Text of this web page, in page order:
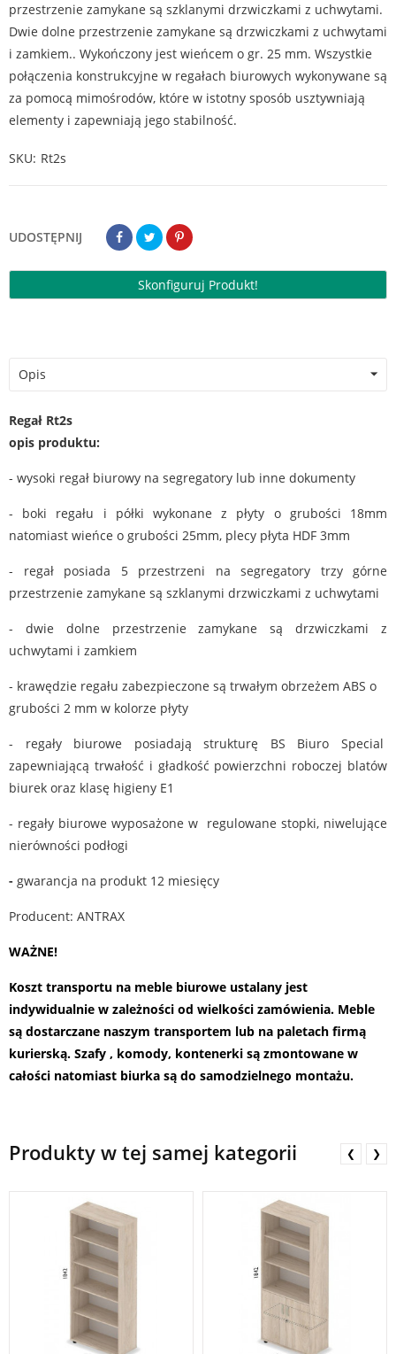
przestrzenie zamykane są szklanymi drzwiczkami z uchwytami.
Dwie dolne przestrzenie zamykane są drzwiczkami z uchwytami
i zamkiem.. Wykończony jest wieńcem o gr. 25 mm. Wszystkie
połączenia konstrukcyjne w regałach biurowych wykonywane są
za pomocą mimośrodów, które w istotny sposób usztywniają
elementy i zapewniają jego stabilność.
SKU Rt2s
UDOSTĘPNIJ
Skonfiguruj Produkt!
Opis
Regał Rt2s
opis produktu:
- wysoki regał biurowy na segregatory lub inne dokumenty
- boki regału i półki wykonane z płyty o grubości 18mm
natomiast wieńce o grubości 25mm, plecy płyta HDF 3mm
- regał posiada 5 przestrzeni na segregatory trzy górne
przestrzenie zamykane są szklanymi drzwiczkami z uchwytami
- dwie dolne przestrzenie zamykane są drzwiczkami z
uchwytami i zamkiem
- krawędzie regału zabezpieczone są trwałym obrzeżem ABS o
grubości 2 mm w kolorze płyty
- regały biurowe posiadają strukturę BS Biuro Special
zapewniającą trwałość i gładkość powierzchni roboczej blatów
biurek oraz klasę higieny E1
- regały biurowe wyposażone w regulowane stopki, niwelujące
nierówności podłogi
- gwarancja na produkt 12 miesięcy
Producent: ANTRAX
WAŻNE!
Koszt transportu na meble biurowe ustalany jest
indywidualnie w zależności od wielkości zamówienia. Meble
są dostarczane naszym transportem lub na paletach firmą
kurierską. Szafy , komody, kontenerki są zmontowane w
całości natomiast biurka są do samodzielnego montażu.
Produkty w tej samej kategorii ❮ ❯